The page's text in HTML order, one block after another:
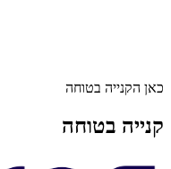
כאן הקנייה בטוחה
קנייה בטוחה